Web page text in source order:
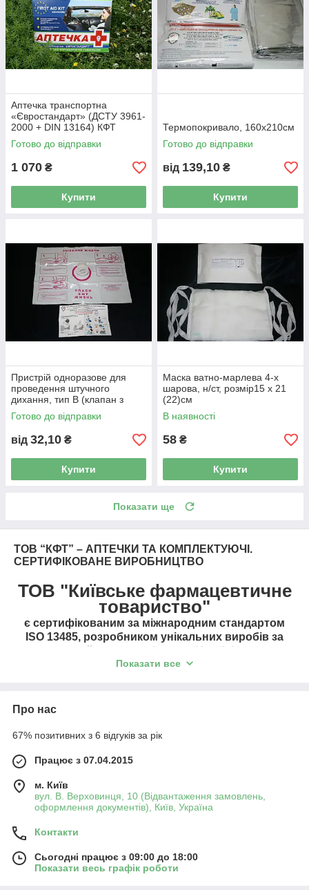
Аптечка транспортна
«Євростандарт» (ДСТУ 3961-
2000 + DIN 13164) КФТ
Готово до відправки
1 070 ₴
Купити
Термопокривало, 160х210см
Готово до відправки
від 139,10 ₴
Купити
Пристрій одноразове для
проведення штучного
дихання, тип В (клапан з
плівкою)
Готово до відправки
від 32,10 ₴
Купити
Маска ватно-марлева 4-х
шарова, н/ст, розмір15 х 21
(22)см
В наявності
58 ₴
Купити
Показати ще
ТОВ “КФТ” – АПТЕЧКИ ТА КОМПЛЕКТУЮЧІ.
СЕРТИФІКОВАНЕ ВИРОБНИЦТВО
ТОВ "Київське фармацевтичне
товариство"
є сертифікованим за міжнародним стандартом
ISO 13485, розробником унікальних виробів за
найнижчими цінами в Україні.
На сьогодні підприємство працює за трьома
1) Засоби гемостатичні для
- Засіб для обробки ран Зігзаг-складений
7,5х360 см,9х250 см
-Засіб для обробки ран гемостатичний
45х180 см
2) Аптечки для захисту від
Показати все
Про нас
67% позитивних з 6 відгуків за рік
Працює з 07.04.2015
м. Київ
вул. В. Верховинця, 10 (Відвантаження замовлень,
оформлення документів), Київ, Україна
Контакти
Сьогодні працює з 09:00 до 18:00
Показати весь графік роботи